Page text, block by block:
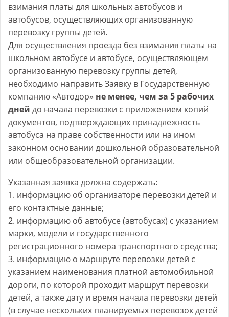
взимания платы для школьных автобусов и
автобусов, осуществляющих организованную
перевозку группы детей.
Для осуществления проезда без взимания платы на
школьном автобусе и автобусе, осуществляющем
организованную перевозку группы детей,
необходимо направить Заявку в Государственную
компанию «Автодор» не менее, чем за 5 рабочих
дней до начала перевозки с приложением копий
документов, подтверждающих принадлежность
автобуса на праве собственности или на ином
законном основании дошкольной образовательной
или общеобразовательной организации.
Указанная заявка должна содержать:
1. информацию об организаторе перевозки детей и
его контактные данные;
2. информацию об автобусе (автобусах) с указанием
марки, модели и государственного
регистрационного номера транспортного средства;
3. информацию о маршруте перевозки детей с
указанием наименования платной автомобильной
дороги, по которой проходит маршрут перевозки
детей, а также дату и время начала перевозки детей
(в случае нескольких планируемых перевозок детей